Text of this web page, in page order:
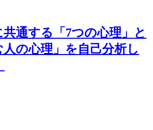
共通する「7つの心理」と
の心理」を自己分析し